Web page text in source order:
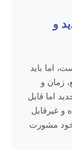
و
اما باید
زمان و
اما قابل
و غیرقابل
خود مشورت